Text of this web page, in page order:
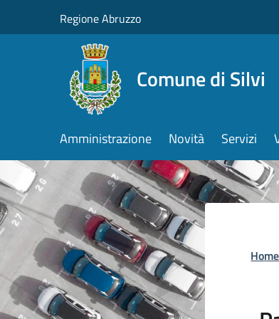
Regione Abruzzo
Comune di Silvi
Amministrazione Novità Servizi
Home